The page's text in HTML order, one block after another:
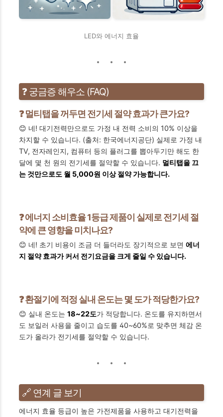
LED와 에너지 효율
❓ 궁금증 해우소 (FAQ)
❓ 멀티탭을 꺼두면 전기세 절약 효과가 큰가요?
😊 네! 대기전력만으로도 가정 내 전력 소비의 10% 이상을
차지할 수 있습니다. (출처: 한국에너지공단) 실제로 가정 내
TV, 전자레인지, 컴퓨터 등의 플러그를 뽑아두기만 해도 한
달에 몇 천 원의 전기세를 절약할 수 있습니다. 멀티탭을 끄
는 것만으로도 월 5,000원 이상 절약 가능합니다.
❓ 에너지 소비효율 1등급 제품이 실제로 전기세 절
약에 큰 영향을 미치나요?
😊 네! 초기 비용이 조금 더 들더라도 장기적으로 보면 에너
지 절약 효과가 커서 전기요금을 크게 줄일 수 있습니다.
❓ 환절기에 적정 실내 온도는 몇 도가 적당한가요?
😊 실내 온도는 18~22도가 적당합니다. 온도를 유지하면서
도 보일러 사용을 줄이고 습도를 40~60%로 맞추면 체감 온
도가 올라가 전기세를 절약할 수 있습니다.
🔗 연계 글 보기
에너지 효율 등급이 높은 가전제품을 사용하고 대기전력을